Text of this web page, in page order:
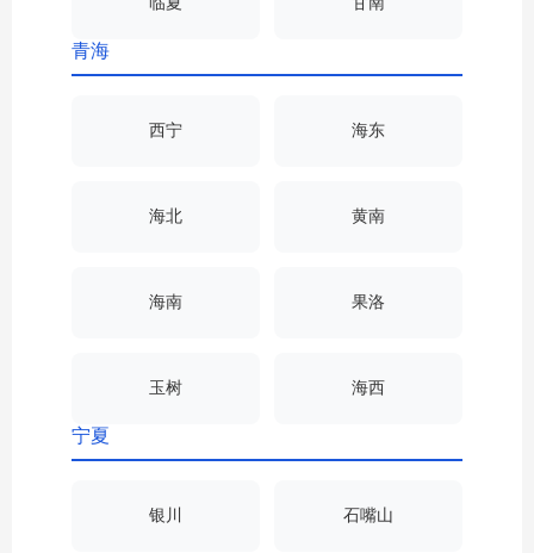
青海
西宁 海东
海北 黄南
海南 果洛
玉树 海西
宁夏
银川 石嘴山